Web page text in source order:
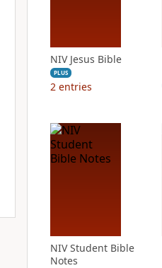
NIV Jesus Bible
PLUS
2 entries
NIV Student Bible
Notes